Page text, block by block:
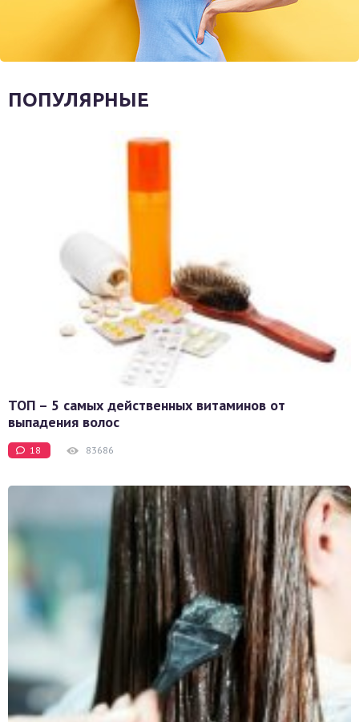
ПОПУЛЯРНЫЕ
ТОП – 5 самых действенных витаминов от
выпадения волос
18 83686